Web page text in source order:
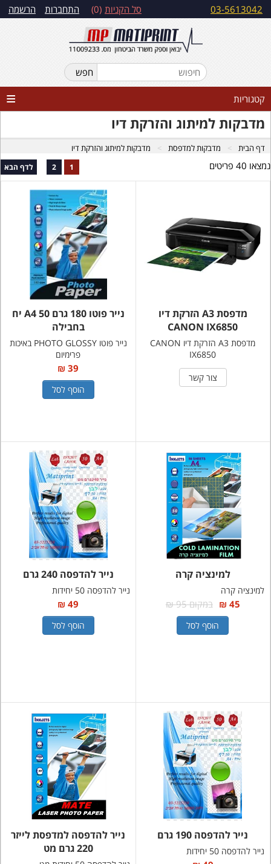
התחברות הרשמה סל הקניות 0 03-5613042
קטגוריות
מדבקות למיתוג והזרקת דיו
דף הבית מדבקות למדפסת מדבקות למיתוג והזרקת דיו
נמצאו 40 פריטים 1
2 לדף הבא
מדפסת A3 הזרקת דיו
CANON IX6850
מדפסת A3 הזרקת דיו CANON
IX6850
צור קשר
נייר פוטו 180 גרם A4 50 יח
בחבילה
נייר פוטו PHOTO GLOSSY באיכות
פרימיום
39 ₪
הוסף לסל
למינציה קרה
למינציה קרה
45 ₪ במקום 95 ₪
הוסף לסל
נייר להדפסה 240 גרם
נייר להדפסה 50 יחידות
49 ₪
הוסף לסל
נייר להדפסה 190 גרם
נייר להדפסה 50 יחידות
נייר להדפסה למדפסת לייזר
220 גרם מט